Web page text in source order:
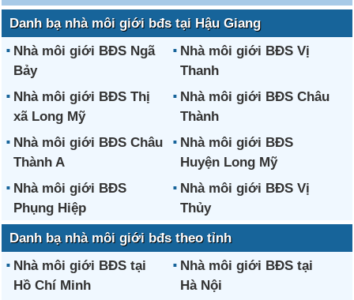
Danh bạ nhà môi giới bđs tại Hậu Giang
Nhà môi giới BĐS Ngã
Bảy
Nhà môi giới BĐS Vị
Thanh
Nhà môi giới BĐS Thị
xã Long Mỹ
Nhà môi giới BĐS Châu
Thành
Nhà môi giới BĐS Châu
Thành A
Nhà môi giới BĐS
Huyện Long Mỹ
Nhà môi giới BĐS
Phụng Hiệp
Nhà môi giới BĐS Vị
Thủy
Danh bạ nhà môi giới bđs theo tỉnh
Nhà môi giới BĐS tại
Hồ Chí Minh
Nhà môi giới BĐS tại
Hà Nội